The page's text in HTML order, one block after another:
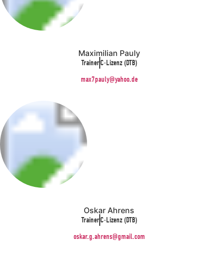
Maximilian Pauly
TrainerC-Lizenz (DTB)
max7pauly@yahoo.de
Oskar Ahrens
TrainerC-Lizenz (DTB)
oskar.g.ahrens@gmail.com